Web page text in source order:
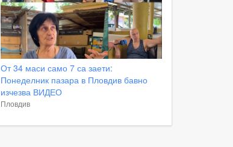
От 34 маси само 7 са заети:
Понеделник пазара в Пловдив бавно
изчезва ВИДЕО
Пловдив